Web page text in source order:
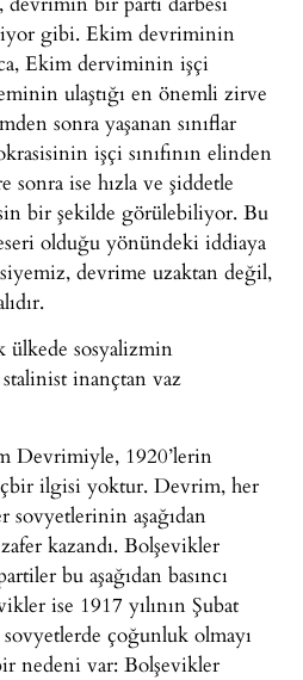
gibi. Ekim devriminin
Ekim derviminin işçi
ulaştığı en önemli zirve
sonra yaşanan sınıflar
işçi sınıfının elinden
sonra ise hızla ve şiddetle
bir şekilde görülebiliyor. Bu
olduğu yönündeki iddiaya
devrime uzaktan değil,
sosyalizmin
inançtan vaz
Devrimiyle, 1920’lerin
ilgisi yoktur. Devrim, her
sovyetlerinin aşağıdan
kazandı. Bolşevikler
bu aşağıdan basıncı
ise 1917 yılının Şubat
sovyetlerde çoğunluk olmayı
nedeni var: Bolşevikler